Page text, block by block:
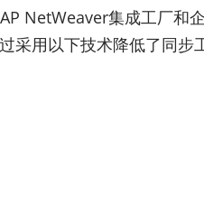
NetWeaver集成工厂和
采用以下技术降低了同步